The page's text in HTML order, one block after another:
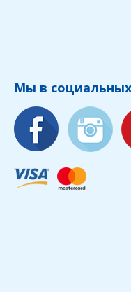
Мы в социальных